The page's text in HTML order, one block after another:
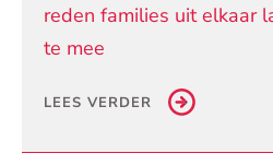
reden families uit elkaar
te mee
LEES VERDER